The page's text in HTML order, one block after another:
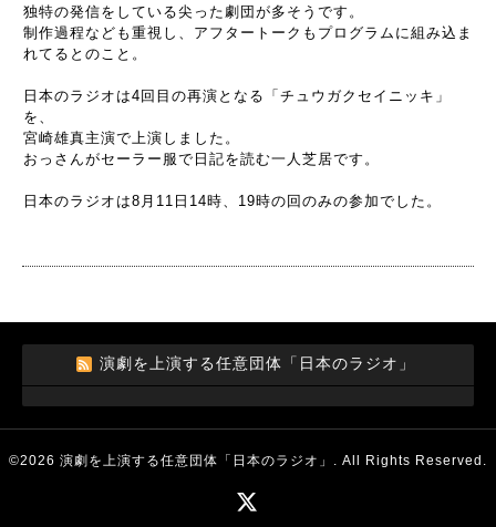
独特の発信をしている尖った劇団が多そうです。
制作過程なども重視し、アフタートークもプログラムに組み込ま
れてるとのこと。
日本のラジオは4回目の再演となる「チュウガクセイニッキ」
を、
宮崎雄真主演で上演しました。
おっさんがセーラー服で日記を読む一人芝居です。
日本のラジオは8月11日14時、19時の回のみの参加でした。
演劇を上演する任意団体「日本のラジオ」
©2026 演劇を上演する任意団体「日本のラジオ」 . All Rights Reserved.